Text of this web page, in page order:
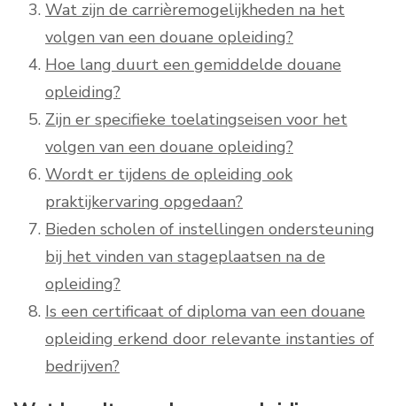
Wat zijn de carrièremogelijkheden na het
volgen van een douane opleiding?
Hoe lang duurt een gemiddelde douane
opleiding?
Zijn er specifieke toelatingseisen voor het
volgen van een douane opleiding?
Wordt er tijdens de opleiding ook
praktijkervaring opgedaan?
Bieden scholen of instellingen ondersteuning
bij het vinden van stageplaatsen na de
opleiding?
Is een certificaat of diploma van een douane
opleiding erkend door relevante instanties of
bedrijven?